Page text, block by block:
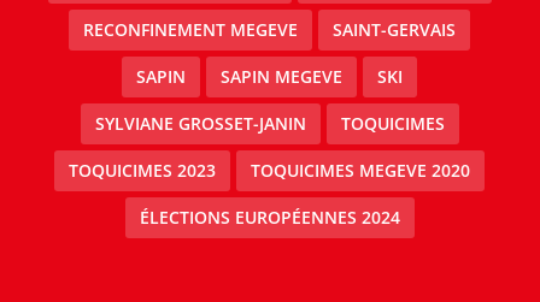
RECONFINEMENT MEGEVE SAINT-GERVAIS
SAPIN SAPIN MEGEVE SKI
SYLVIANE GROSSET-JANIN TOQUICIMES
TOQUICIMES 2023 TOQUICIMES MEGEVE 2020
ÉLECTIONS EUROPÉENNES 2024